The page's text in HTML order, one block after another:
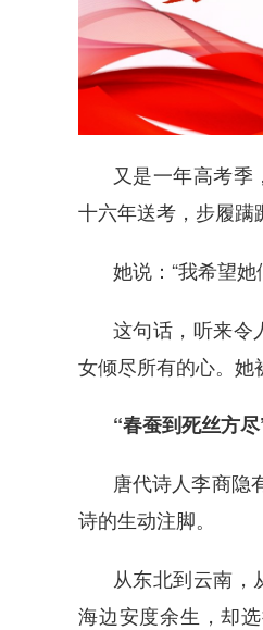
又是一年高考
十六年送考，步履蹒
她说：“我希望
这句话，听来
女倾尽所有的心。她
“春蚕到死丝方尽
唐代诗人李商隐
诗的生动注脚。
从东北到云南，
海边安度余生，却